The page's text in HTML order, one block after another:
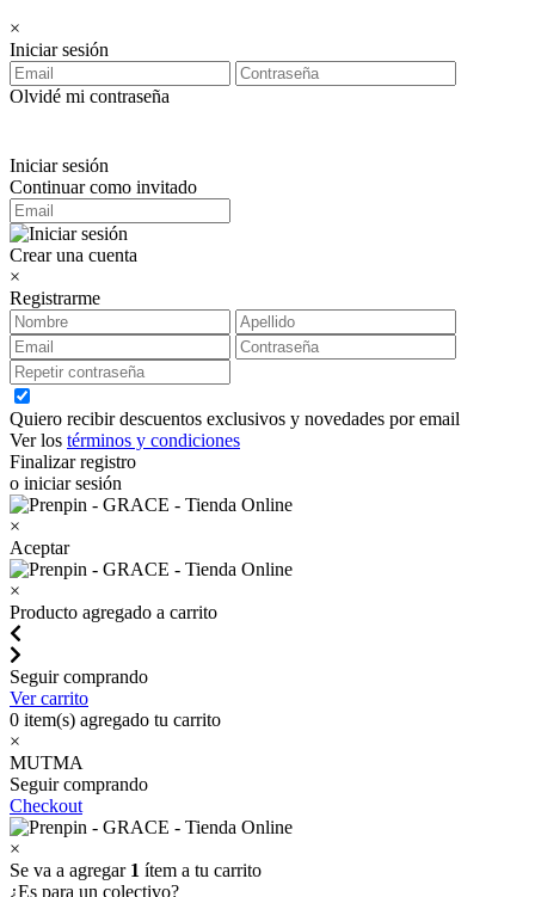
×
Iniciar sesión
Olvidé mi contraseña
Iniciar sesión
Continuar como invitado
Crear una cuenta
×
Registrarme
Quiero recibir descuentos exclusivos y novedades por email
Ver los términos y condiciones
Finalizar registro
o iniciar sesión
×
Aceptar
×
Producto agregado a carrito
Seguir comprando
Ver carrito
0 item(s) agregado tu carrito
×
MUTMA
Seguir comprando
Checkout
×
Se va a agregar 1 ítem a tu carrito
¿Es para un colectivo?